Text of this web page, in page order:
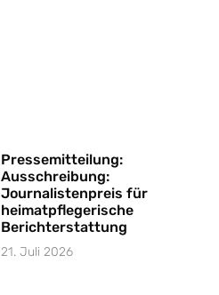
Pressemitteilung:
Ausschreibung:
Journalistenpreis für
heimatpflegerische
Berichterstattung
21. Juli 2026